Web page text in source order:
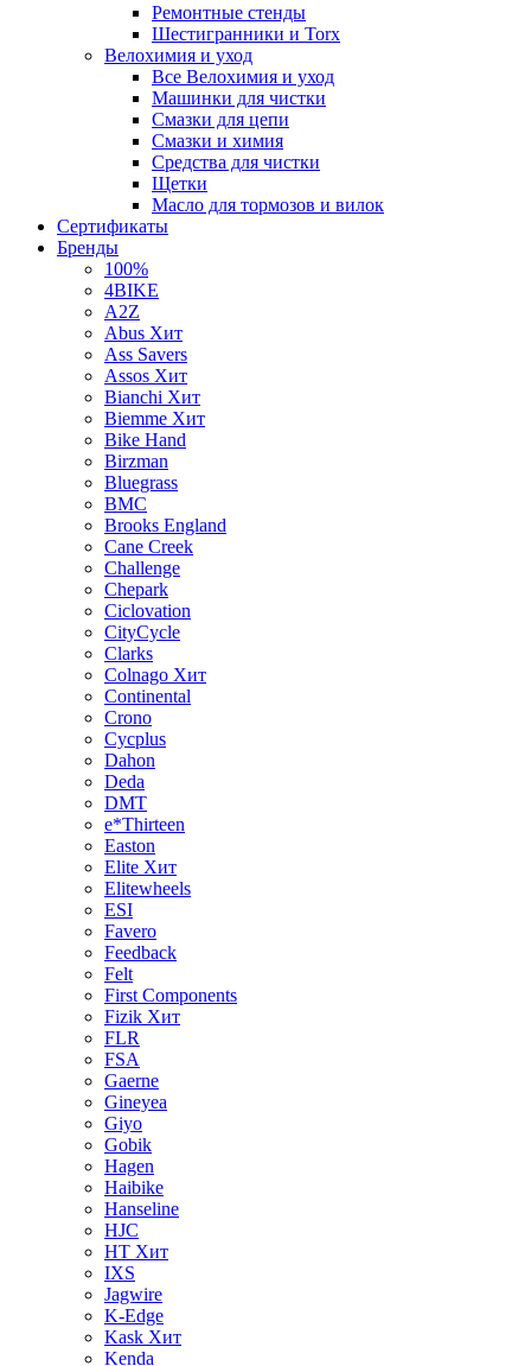
Ремонтные стенды
Шестигранники и Torx
Велохимия и уход
Все Велохимия и уход
Машинки для чистки
Смазки для цепи
Смазки и химия
Средства для чистки
Щетки
Масло для тормозов и вилок
Сертификаты
Бренды
100%
4BIKE
A2Z
Abus Хит
Ass Savers
Assos Хит
Bianchi Хит
Biemme Хит
Bike Hand
Birzman
Bluegrass
BMC
Brooks England
Cane Creek
Challenge
Chepark
Ciclovation
CityCycle
Clarks
Colnago Хит
Continental
Crono
Cycplus
Dahon
Deda
DMT
e*Thirteen
Easton
Elite Хит
Elitewheels
ESI
Favero
Feedback
Felt
First Components
Fizik Хит
FLR
FSA
Gaerne
Gineyea
Giyo
Gobik
Hagen
Haibike
Hanseline
HJC
HT Хит
IXS
Jagwire
K-Edge
Kask Хит
Kenda